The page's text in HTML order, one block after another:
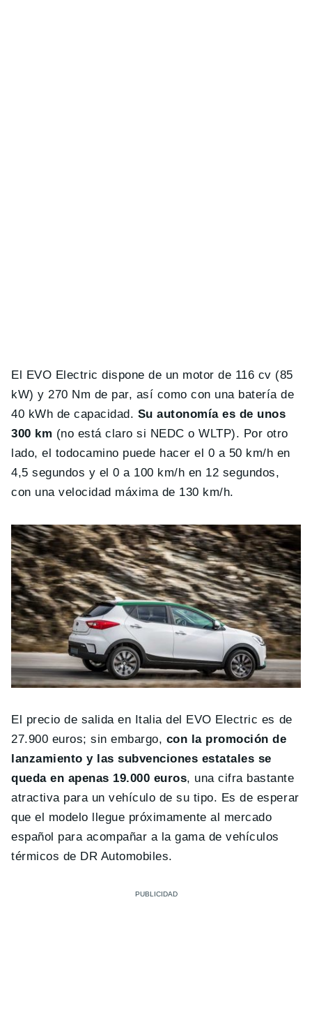
El EVO Electric dispone de un motor de 116 cv (85
kW) y 270 Nm de par, así como con una batería de
40 kWh de capacidad. Su autonomía es de unos
300 km (no está claro si NEDC o WLTP). Por otro
lado, el todocamino puede hacer el 0 a 50 km/h en
4,5 segundos y el 0 a 100 km/h en 12 segundos,
con una velocidad máxima de 130 km/h.
El precio de salida en Italia del EVO Electric es de
27.900 euros; sin embargo, con la promoción de
lanzamiento y las subvenciones estatales se
queda en apenas 19.000 euros, una cifra bastante
atractiva para un vehículo de su tipo. Es de esperar
que el modelo llegue próximamente al mercado
español para acompañar a la gama de vehículos
térmicos de DR Automobiles.